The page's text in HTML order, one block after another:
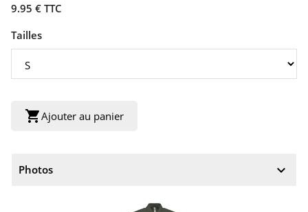
9.95 € TTC
Tailles
shopping_cartAjouter au panier
Photos keyboard_arrow_down